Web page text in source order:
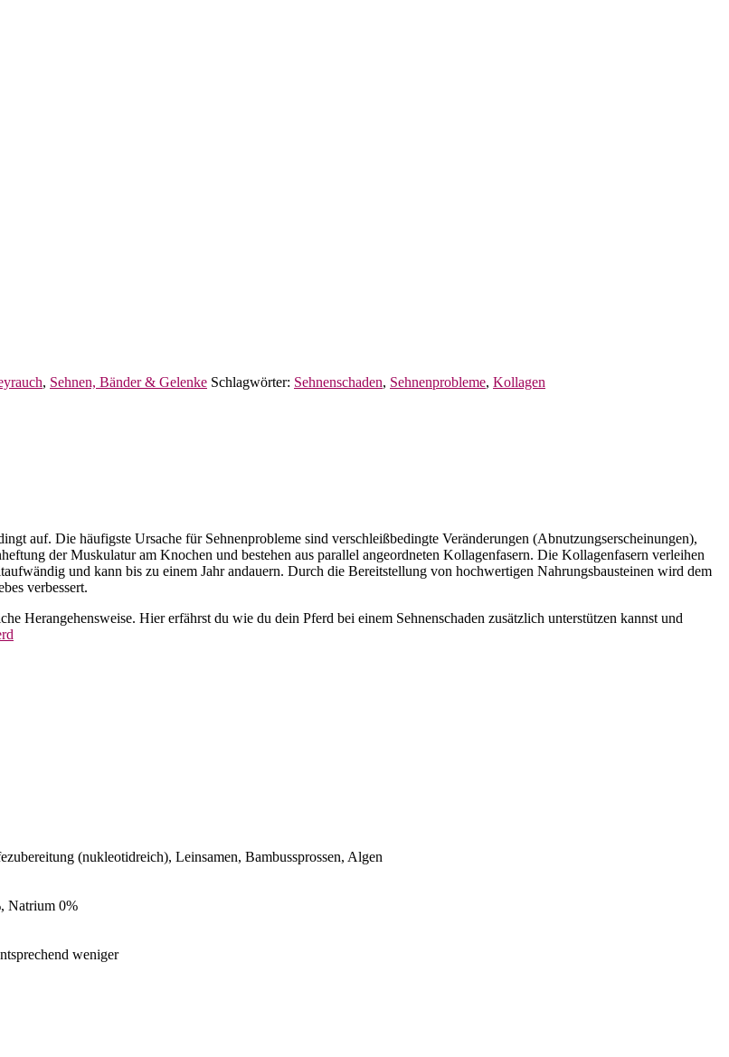
, Sehnen, Bänder & Gelenke Schlagwörter: Sehnenschaden, Sehnenprobleme, Kollagen
auf. Die häufigste Ursache für Sehnenprobleme sind verschleißbedingte Veränderungen (Abnutzungserscheinungen),
der Muskulatur am Knochen und bestehen aus parallel angeordneten Kollagenfasern. Die Kollagenfasern verleihen
und kann bis zu einem Jahr andauern. Durch die Bereitstellung von hochwertigen Nahrungsbausteinen wird dem
verbessert.
Herangehensweise. Hier erfährst du wie du dein Pferd bei einem Sehnenschaden zusätzlich unterstützen kannst und
(nukleotidreich), Leinsamen, Bambussprossen, Algen
Natrium 0%
weniger